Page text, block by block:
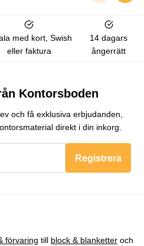
med kort, Swish
eller faktura
14 dagars
ångerrätt
Kontorsboden
och få exklusiva erbjudanden,
direkt i din inkorg.
Registrera
förvaring till block & blanketter och